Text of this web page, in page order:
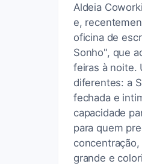
Aldeia
e,
oficina de
Sonho", que
feiras à noite.
diferentes: a
fechada e
capacidade
para quem
concentração,
grande e